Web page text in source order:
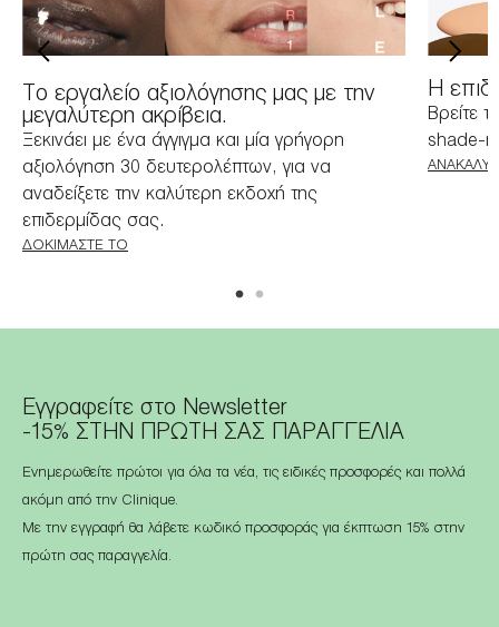
Tο εργαλείο αξιολόγησης μας με την
μεγαλύτερη ακρίβεια.
Ξεκινάει με ένα άγγιγμα και μία γρήγορη
αξιολόγηση 30 δευτερολέπτων, για να
αναδείξετε την καλύτερη εκδοχή της
επιδερμίδας σας.
ΔΟΚΙΜΆΣΤΕ ΤΟ
H
Βρείτε
shade-
Εγγραφείτε στο Newsletter
-15% ΣΤΗΝ ΠΡΩΤΗ ΣΑΣ ΠΑΡΑΓΓΕΛΙΑ
Ενημερωθείτε πρώτοι για όλα τα νέα, τις ειδικές προσφορές και πολλά
ακόμη από την Clinique.
Με την εγγραφή θα λάβετε κωδικό προσφοράς για έκπτωση 15% στην
πρώτη σας παραγγελία.